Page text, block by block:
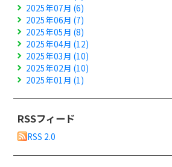
2025年07月 (6)
2025年06月 (7)
2025年05月 (8)
2025年04月 (12)
2025年03月 (10)
2025年02月 (10)
2025年01月 (1)
RSSフィード
RSS 2.0